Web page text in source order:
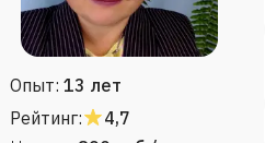
Опыт: 13 лет
Рейтинг:
4,7